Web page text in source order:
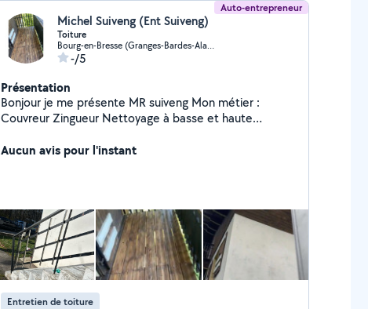
Auto-entrepreneur
Michel Suiveng (Ent Suiveng)
Toiture
Bourg-en-Bresse (Granges-Bardes-Alagnier)
-/5
Présentation
Bonjour je me présente MR suiveng Mon métier :
Couvreur Zingueur Nettoyage à basse et haute
extérieur Je fait aussi de la location de bennes De 3 à
Aucun avis pour l'instant
Entretien de toiture